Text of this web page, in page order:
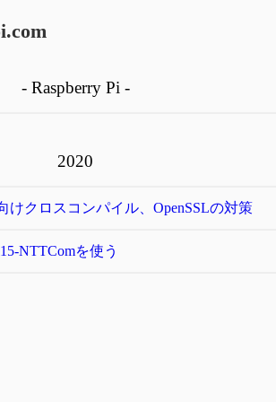
- Raspberry Pi -
2020
けクロスコンパイル、OpenSSLの対策
NTTComを使う